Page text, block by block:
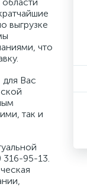
выгрузке
что
Вас
так и
316-95-13.